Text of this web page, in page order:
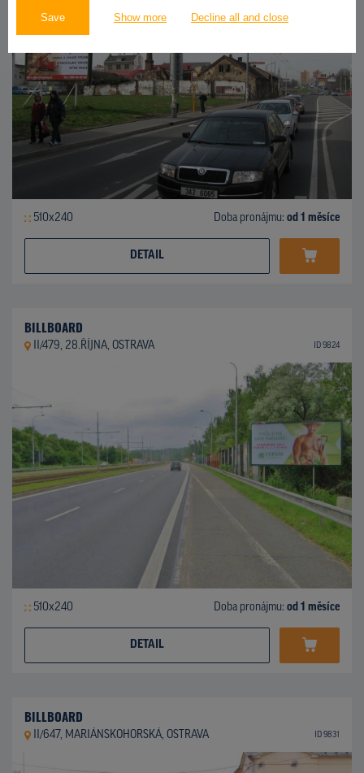
Save Show more Decline all and close
510x240 Doba pronájmu: od 1 měsíce
DETAIL
BILLBOARD
II/479, 28.ŘÍJNA, OSTRAVA ID 9824
510x240 Doba pronájmu: od 1 měsíce
DETAIL
BILLBOARD
II/647, MARIÁNSKOHORSKÁ, OSTRAVA ID 9831